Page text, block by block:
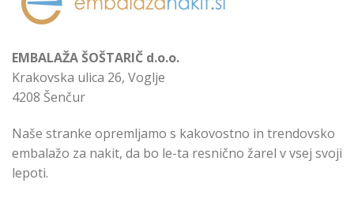
EMBALAŽA ŠOŠTARIČ d.o.o.
Krakovska ulica 26, Voglje
4208 Šenčur
Naše stranke opremljamo s kakovostno in trendovsko
embalažo za nakit, da bo le-ta resnično žarel v vsej svoji
lepoti.